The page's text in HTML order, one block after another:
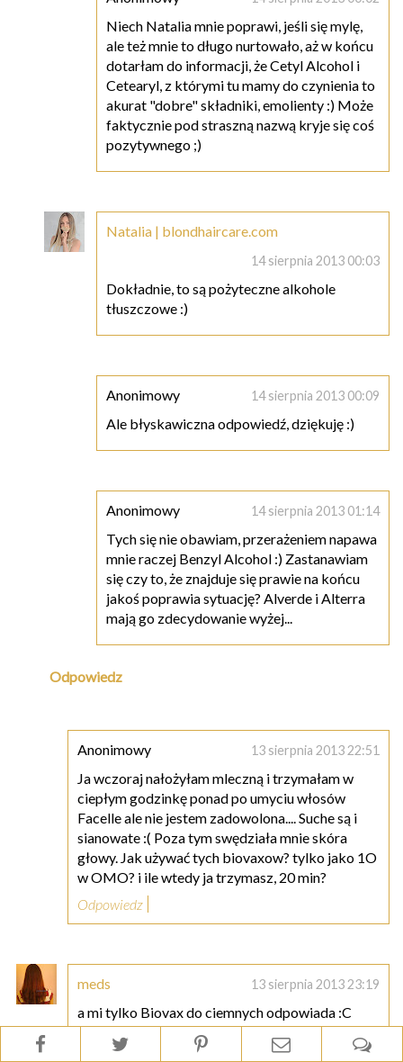
Niech Natalia mnie poprawi, jeśli się mylę,
ale też mnie to długo nurtowało, aż w końcu
dotarłam do informacji, że Cetyl Alcohol i
Cetearyl, z którymi tu mamy do czynienia to
akurat "dobre" składniki, emolienty :) Może
faktycznie pod straszną nazwą kryje się coś
pozytywnego ;)
Natalia | blondhaircare.com
14 sierpnia 2013 00:03
Dokładnie, to są pożyteczne alkohole
tłuszczowe :)
Anonimowy 14 sierpnia 2013 00:09
Ale błyskawiczna odpowiedź, dziękuję :)
Anonimowy 14 sierpnia 2013 01:14
Tych się nie obawiam, przerażeniem napawa
mnie raczej Benzyl Alcohol :) Zastanawiam
się czy to, że znajduje się prawie na końcu
jakoś poprawia sytuację? Alverde i Alterra
mają go zdecydowanie wyżej...
Odpowiedz
Anonimowy 13 sierpnia 2013 22:51
Ja wczoraj nałożyłam mleczną i trzymałam w
ciepłym godzinkę ponad po umyciu włosów
Facelle ale nie jestem zadowolona.... Suche są i
sianowate :( Poza tym swędziała mnie skóra
głowy. Jak używać tych biovaxow? tylko jako 1O
w OMO? i ile wtedy ja trzymasz, 20 min?
Odpowiedz
meds 13 sierpnia 2013 23:19
a mi tylko Biovax do ciemnych odpowiada :C
Odpowiedz